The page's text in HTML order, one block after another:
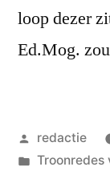
loop dezer
Ed.Mog.
Geplaatst
door
redactie
Geplaatst
Troonredes